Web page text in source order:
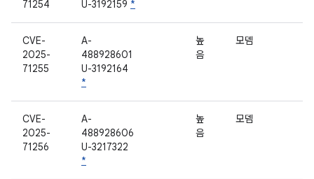
71254
U-3192159 *
CVE-
2025-
71255
A-
488928601
U-3192164
*
높
음
모뎀
CVE-
2025-
71256
A-
488928606
U-3217322
*
높
음
모뎀